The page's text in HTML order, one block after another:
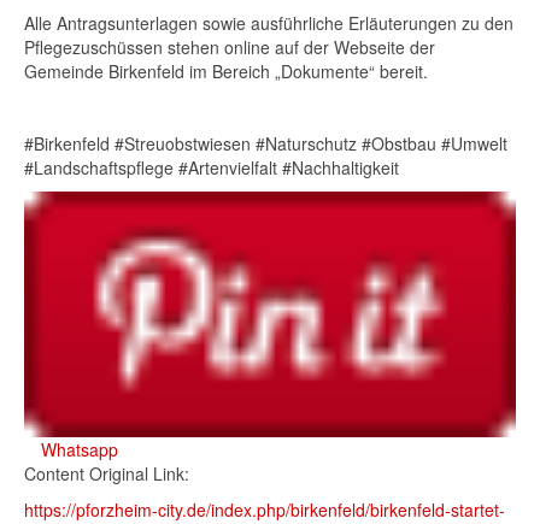
Alle Antragsunterlagen sowie ausführliche Erläuterungen zu den
Pflegezuschüssen stehen online auf der Webseite der
Gemeinde Birkenfeld im Bereich „Dokumente“ bereit.
#Birkenfeld #Streuobstwiesen #Naturschutz #Obstbau #Umwelt
#Landschaftspflege #Artenvielfalt #Nachhaltigkeit
Whatsapp
Content Original Link:
https://pforzheim-city.de/index.php/birkenfeld/birkenfeld-startet-